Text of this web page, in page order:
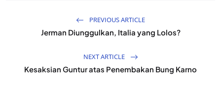
PREVIOUS ARTICLE
Jerman Diunggulkan, Italia yang Lolos?
NEXT ARTICLE
Kesaksian Guntur atas Penembakan Bung Karno